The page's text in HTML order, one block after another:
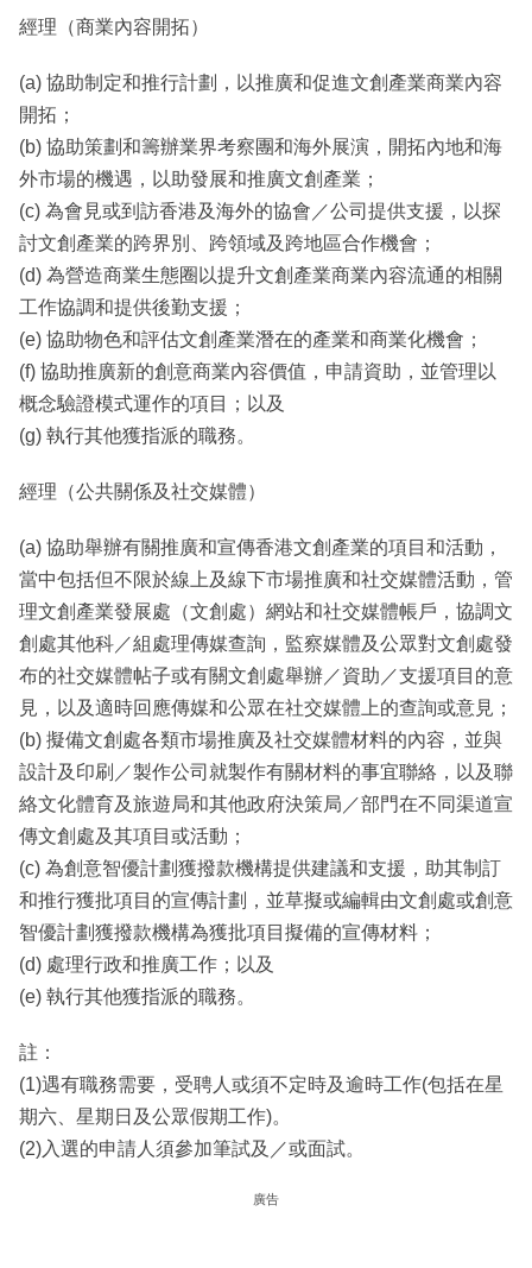
經理（商業內容開拓）
(a) 協助制定和推行計劃，以推廣和促進文創產業商業內容
開拓；
(b) 協助策劃和籌辦業界考察團和海外展演，開拓內地和海
外市場的機遇，以助發展和推廣文創產業；
(c) 為會見或到訪香港及海外的協會／公司提供支援，以探
討文創產業的跨界別、跨領域及跨地區合作機會；
(d) 為營造商業生態圈以提升文創產業商業內容流通的相關
工作協調和提供後勤支援；
(e) 協助物色和評估文創產業潛在的產業和商業化機會；
(f) 協助推廣新的創意商業內容價值，申請資助，並管理以
概念驗證模式運作的項目；以及
(g) 執行其他獲指派的職務。
經理（公共關係及社交媒體）
(a) 協助舉辦有關推廣和宣傳香港文創產業的項目和活動，
當中包括但不限於線上及線下市場推廣和社交媒體活動，管
理文創產業發展處（文創處）網站和社交媒體帳戶，協調文
創處其他科／組處理傳媒查詢，監察媒體及公眾對文創處發
布的社交媒體帖子或有關文創處舉辦／資助／支援項目的意
見，以及適時回應傳媒和公眾在社交媒體上的查詢或意見；
(b) 擬備文創處各類市場推廣及社交媒體材料的內容，並與
設計及印刷／製作公司就製作有關材料的事宜聯絡，以及聯
絡文化體育及旅遊局和其他政府決策局／部門在不同渠道宣
傳文創處及其項目或活動；
(c) 為創意智優計劃獲撥款機構提供建議和支援，助其制訂
和推行獲批項目的宣傳計劃，並草擬或編輯由文創處或創意
智優計劃獲撥款機構為獲批項目擬備的宣傳材料；
(d) 處理行政和推廣工作；以及
(e) 執行其他獲指派的職務。
註：
(1)遇有職務需要，受聘人或須不定時及逾時工作(包括在星
期六、星期日及公眾假期工作)。
(2)入選的申請人須參加筆試及／或面試。
廣告